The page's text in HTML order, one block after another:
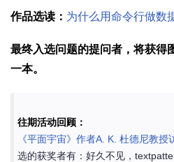
作品选读： 为什么用命令行做数
最终入选问题的提问者，将获得
一本。
往期活动回顾：
《平面宇宙》作者A. K. 杜德尼教授
选的获奖者有：好久不见，